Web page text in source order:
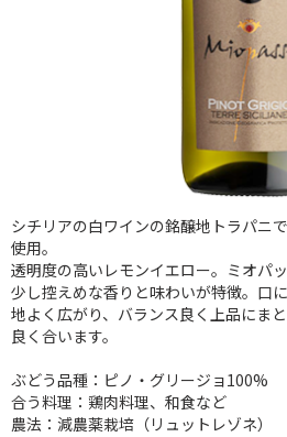
シチリアの白ワインの銘醸地トラパニ
使用。
透明度の高いレモンイエロー。ミオパ
少し控えめな香りと味わいが特徴。口
地よく広がり、バランス良く上品にま
良く合います。
ぶどう品種：ピノ・グリージョ100%
合う料理：鶏肉料理、和食など
農法：減農薬栽培（リュットレゾネ）